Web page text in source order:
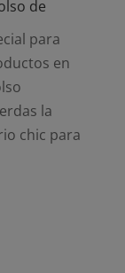
de
para
en
la
chic para